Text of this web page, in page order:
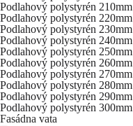
Podlahový polystyrén 210mm
Podlahový polystyrén 220mm
Podlahový polystyrén 230mm
Podlahový polystyrén 240mm
Podlahový polystyrén 250mm
Podlahový polystyrén 260mm
Podlahový polystyrén 270mm
Podlahový polystyrén 280mm
Podlahový polystyrén 290mm
Podlahový polystyrén 300mm
Fasádna vata